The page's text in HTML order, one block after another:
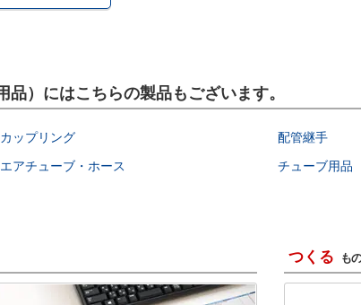
）にはこちらの製品もございます。
カップリング 配管継手
エアチューブ・ホース チューブ用品
つくる も